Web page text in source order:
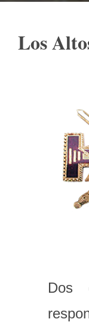
Los
Dos